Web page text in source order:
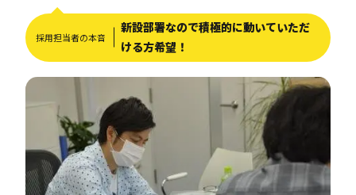
採用担当者の本音
新設部署なので積極的に動いていただ
ける方希望！